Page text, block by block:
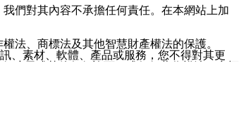
們對其內容不承擔任何責任。在本網站上加
法、商標法及其他智慧財產權法的保護。
、素材、軟體、產品或服務，您不得對其更